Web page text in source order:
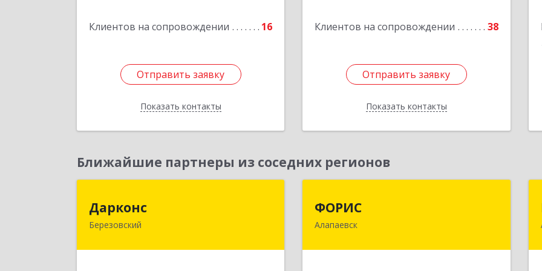
Клиентов на сопровождении 16
Отправить заявку
Показать контакты
Подробнее
Отправить заявку
Назад
Клиентов на сопровождении 38
Отправить заявку
Показать контакты
Подробнее
Отправить заявку
Назад
Ближайшие партнеры из соседних регионов
Дарконс
Березовский
ФОРИС
Алапаевск
624601, Свердловская обл, Алапаевск